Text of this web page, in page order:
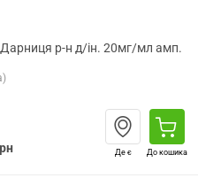
Дарниця р-н д/ін. 20мг/мл амп.
Де є До кошика